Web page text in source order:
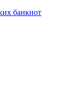
банкнот